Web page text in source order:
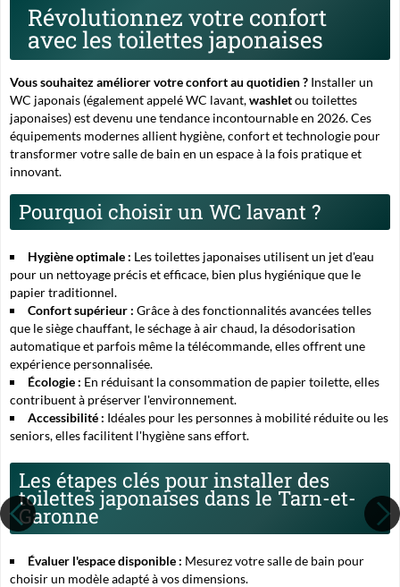
Révolutionnez votre confort
avec les toilettes japonaises
Vous souhaitez améliorer votre confort au quotidien ? Installer un
WC japonais (également appeléWC lavant,washletou toilettes
japonaises) est devenu une tendance incontournable en 2026. Ces
équipements modernes allient hygiène, confort et technologie pour
transformer votre salle de bain en un espace à la fois pratique et
innovant.
Pourquoi choisir un WC lavant ?
Hygiène optimale : Les toilettes japonaises utilisent un jet d'eau
pour un nettoyage précis et efficace, bien plus hygiénique que le
papier traditionnel.
Confort supérieur : Grâce à des fonctionnalités avancées telles
que le siège chauffant, le séchage à air chaud, la désodorisation
automatique et parfois même la télécommande, elles offrent une
expérience personnalisée.
Écologie : En réduisant la consommation de papier toilette, elles
contribuent à préserver l'environnement.
Accessibilité : Idéales pour les personnes à mobilité réduite ou les
seniors, elles facilitent l'hygiène sans effort.
Les étapes clés pour installer des
toilettes japonaises dans le Tarn-et-
Garonne
Évaluer l'espace disponible : Mesurez votre salle de bain pour
choisir un modèle adapté à vos dimensions.